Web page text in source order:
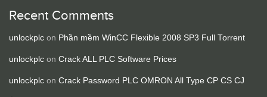
Recent Comments
unlockplc on Phần mềm WinCC Flexible 2008 SP3 Full Torrent
unlockplc on Crack ALL PLC Software Prices
unlockplc on Crack Password PLC OMRON All Type CP CS CJ